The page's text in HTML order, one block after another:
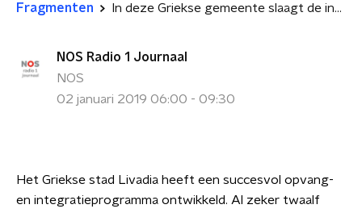
Fragmenten In deze Griekse gemeente slaagt de integratie van migranten
NOS Radio 1 Journaal
NOS
02 januari 2019 06:00 - 09:30
Het Griekse stad Livadia heeft een succesvol opvang-
en integratieprogramma ontwikkeld. Al zeker twaalf